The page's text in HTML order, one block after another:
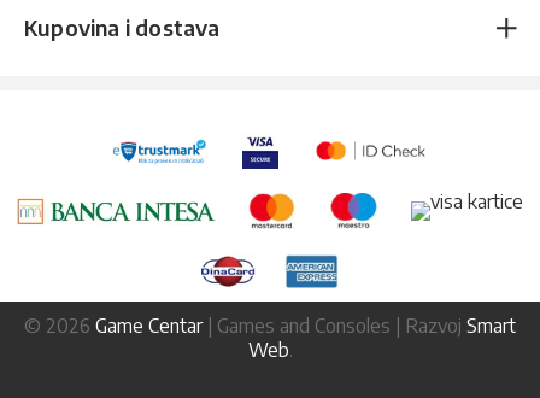
Kupovina i dostava
© 2026 Game Centar| Games and Consoles | Razvoj Smart
Web.